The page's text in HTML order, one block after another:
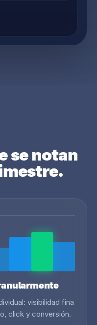
se notan
visibilidad fina
click y conversión.